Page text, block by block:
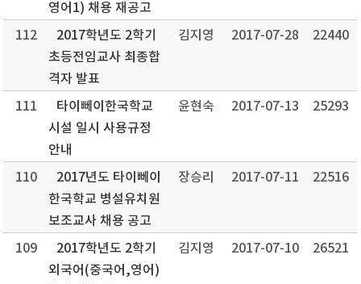
영어1) 채용 재공고
112
2017학년도 2학기
초등전임교사 최종합
격자 발표
김지영 2017-07-28 22440
111
타이뻬이한국학교
시설 일시 사용규정
안내
윤현숙 2017-07-13 25293
110
2017년도 타이뻬이
한국학교 병설유치원
보조교사 채용 공고
장승리 2017-07-11 22516
109
2017학년도 2학기
외국어(중국어,영어)
김지영 2017-07-10 26521